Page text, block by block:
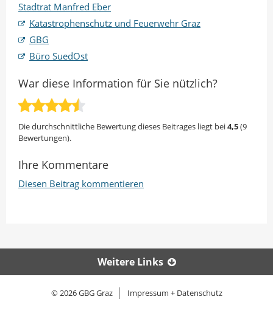
Stadtrat Manfred Eber
Katastrophenschutz und Feuerwehr Graz
GBG
Büro SuedOst
War diese Information für Sie nützlich?
Die durchschnittliche Bewertung dieses Beitrages liegt bei4,5(9
Bewertungen).
Ihre Kommentare
Diesen Beitrag kommentieren
Weitere Links
© 2026 GBG Graz Impressum + Datenschutz